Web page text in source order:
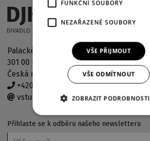
Palackého náměstí 2971/30
301 00 Plzeň
Česká republika
+420 378 038 190
vstupenky@djkt.eu
Přihlaste se k odběru našeho newsletteru
FUNKČNÍ SOUBORY
NEZAŘAZENÉ SOUBORY
VŠE PŘIJMOUT
VŠE ODMÍTNOUT
ZOBRAZIT PODROBNOSTI